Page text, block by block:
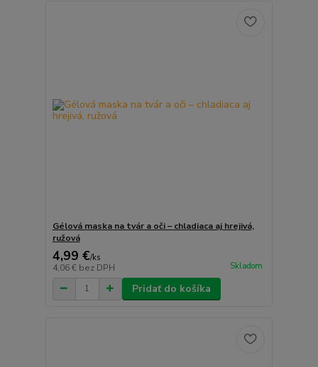
Gélová maska na tvár a oči – chladiaca aj hrejivá,
ružová
4,99 €/ks
4,06 € bez DPH Skladom
Pridať do košíka